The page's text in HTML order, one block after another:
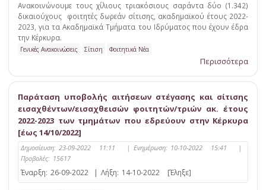
Ανακοινώνουμε τους χίλιους τριακόσιους σαράντα δύο (1.342)
δικαιούχους φοιτητές δωρεάν σίτισης, ακαδημαϊκού έτους 2022-
2023, για τα Ακαδημαϊκά Τμήματα του Ιδρύματος που έχουν έδρα
την Κέρκυρα.
Γενικές Ανακοινώσεις Σίτιση Φοιτητικά Νέα
Περισσότερα
Παράταση υποβολής αιτήσεων στέγασης και σίτισης
εισαχθέντων/εισαχθεισών φοιτητών/τριών ακ. έτους
2022-2023 των τμημάτων που εδρεύουν στην Κέρκυρα
[έως 14/10/2022]
Δημοσίευση: 23-09-2022 11:11 | Ενημέρωση: 10-10-2022 15:41
|
Προβολές: 15617
Έναρξη: 26-09-2022 | Λήξη: 14-10-2022 [Έληξε]